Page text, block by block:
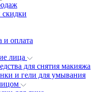
и оплата
лица
для снятия макияжа
и гели для умывания